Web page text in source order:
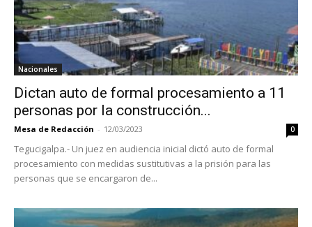
Nacionales
Dictan auto de formal procesamiento a 11
personas por la construcción...
Mesa de Redacción - 12/03/2023 0
Tegucigalpa.- Un juez en audiencia inicial dictó auto de formal
procesamiento con medidas sustitutivas a la prisión para las
personas que se encargaron de...